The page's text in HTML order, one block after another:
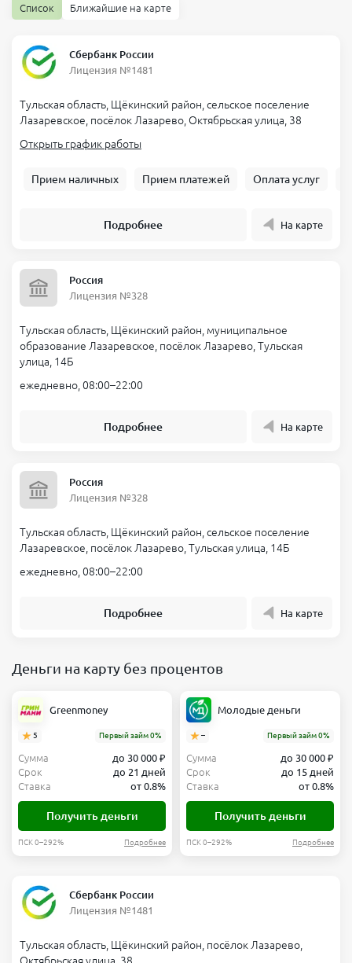
Список Ближайшие на карте
Сбербанк России
Лицензия №1481
Тульская область, Щёкинский район, сельское поселение
Лазаревское, посёлок Лазарево, Октябрьская улица, 38
Открыть график работы
Прием наличных Прием платежей Оплата услуг
Подробнее На карте
Россия
Лицензия №328
Тульская область, Щёкинский район, муниципальное
образование Лазаревское, посёлок Лазарево, Тульская
улица, 14Б
ежедневно, 08:00–22:00
Подробнее На карте
Россия
Лицензия №328
Тульская область, Щёкинский район, сельское поселение
Лазаревское, посёлок Лазарево, Тульская улица, 14Б
ежедневно, 08:00–22:00
Подробнее На карте
Деньги на карту без процентов
Greenmoney
5 Первый займ 0%
Сумма
до 30 000 ₽
Срок
до 21 дней
Ставка
от 0.8%
Получить деньги
ПСК 0–292% Подробнее
Молодые деньги
– Первый займ 0%
Сумма
до 30 000 ₽
Срок
до 15 дней
Ставка
от 0.8%
Получить деньги
ПСК 0–292% Подробнее
Сбербанк России
Лицензия №1481
Тульская область, Щёкинский район, посёлок Лазарево,